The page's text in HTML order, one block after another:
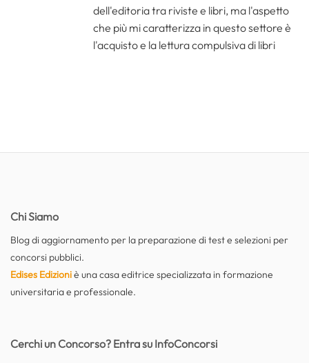
dell'editoria tra riviste e libri, ma l'aspetto
che più mi caratterizza in questo settore è
l'acquisto e la lettura compulsiva di libri
Chi Siamo
Blog di aggiornamento per la preparazione di test e selezioni per
concorsi pubblici.
Edises Edizioniè una casa editrice specializzata in formazione
universitaria e professionale.
Cerchi un Concorso? Entra su InfoConcorsi